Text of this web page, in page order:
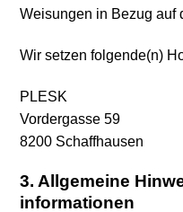
Weisungen in Bezug auf
Wir setzen folgende(n)
PLESK
Vordergasse 59
8200 Schaffhausen
3. Allgemeine
informationen